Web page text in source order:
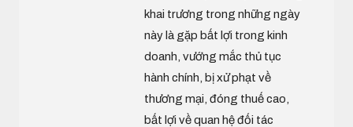
khai trương trong những ngày
này là gặp bất lợi trong kinh
doanh, vướng mắc thủ tục
hành chính, bị xử phạt về
thương mại, đóng thuế cao,
bất lợi về quan hệ đối tác